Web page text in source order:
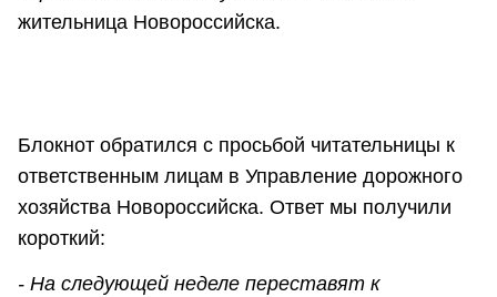
жительница Новороссийска.
Блокнот обратился с просьбой читательницы к
ответственным лицам в Управление дорожного
хозяйства Новороссийска. Ответ мы получили
короткий:
- На следующей неделе переставят к